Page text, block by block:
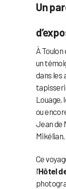
Un
À Toulon
un
dans les
Louage,
ou
Jean de
Mikélian.
Ce
l’Hôtel